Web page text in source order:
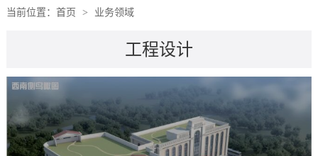
当前位置： 首页 > 业务领域
工程设计